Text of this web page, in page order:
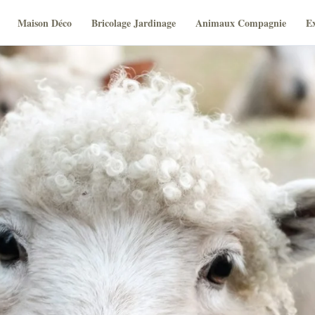
Maison Déco Bricolage Jardinage Animaux Compagnie